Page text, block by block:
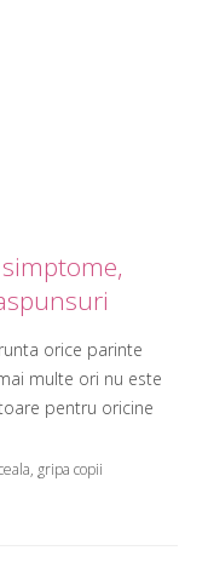
orice parinte
multe ori nu este
pentru oricine
pasi simpli il pot
Simptomele racelii
gripa copii